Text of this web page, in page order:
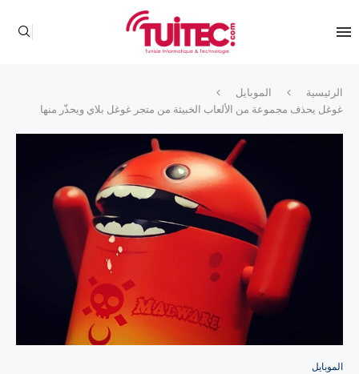
الرئيسية
الموبايل
غوغل يحذف مجموعة من الألعاب الخبيثة من متجر غوغل بلاي ويحذّر منها
الموبايل